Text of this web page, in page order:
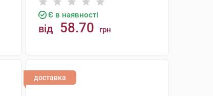
Є в наявності
від 58.70 грн
доставка